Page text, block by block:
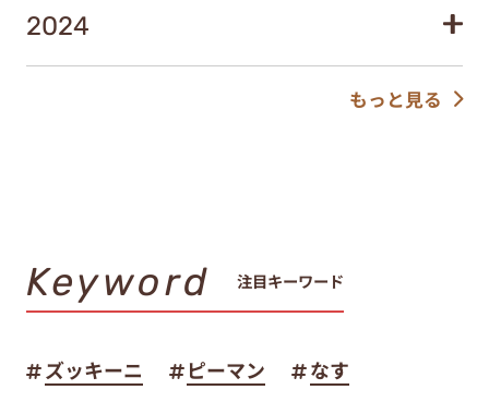
2024
もっと見る
Keyword 注目キーワード
ズッキーニ ピーマン なす